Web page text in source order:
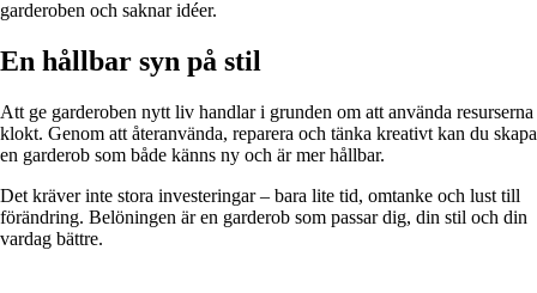
garderoben och saknar idéer.
En hållbar syn på stil
Att ge garderoben nytt liv handlar i grunden om att använda resurserna
klokt. Genom att återanvända, reparera och tänka kreativt kan du skapa
en garderob som både känns ny och är mer hållbar.
Det kräver inte stora investeringar – bara lite tid, omtanke och lust till
förändring. Belöningen är en garderob som passar dig, din stil och din
vardag bättre.